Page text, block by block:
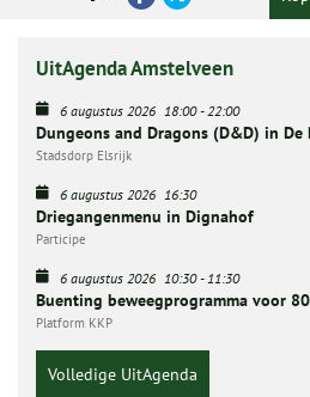
UitAgenda Amstelveen
6 augustus 2026 18:00-22:00
Dungeons and Dragons (D&D) in
Stadsdorp Elsrijk
6 augustus 2026 16:30
Driegangenmenu in Dignahof
Participe
6 augustus 2026 10:30-11:30
Buenting beweegprogramma voor
Platform KKP
Volledige UitAgenda